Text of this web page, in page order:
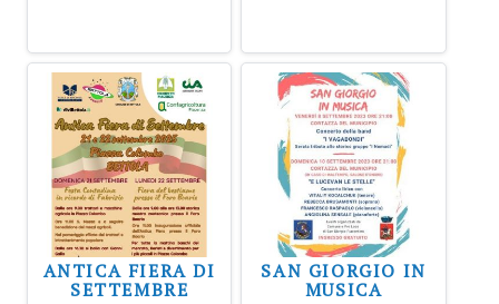
ANTICA FIERA DI
SETTEMBRE
SAN GIORGIO IN
MUSICA